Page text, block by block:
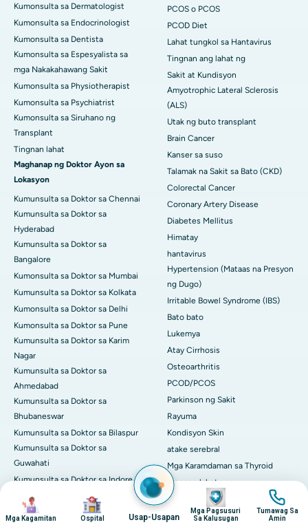
Imahen
Mga Kagamitan
Imahen
Ospital Usap-Usapan
Imahen
Mga Pagsusuri
Sa Kalusugan
Imahen
Tumawag Sa
Amin
Kumonsulta sa Dermatologist
Kumonsulta sa Endocrinologist
Kumonsulta sa Dentista
Kumonsulta sa Espesyalista sa
mga Nakakahawang Sakit
Kumonsulta sa Physiotherapist
Kumonsulta sa Psychiatrist
Kumonsulta sa Siruhano ng
Transplant
Tingnan lahat
Maghanap ng Doktor Ayon sa
Lokasyon
Kumunsulta sa Doktor sa Chennai
Kumunsulta sa Doktor sa
Hyderabad
Kumunsulta sa Doktor sa
Bangalore
Kumonsulta sa Doktor sa Mumbai
Kumunsulta sa Doktor sa Kolkata
Kumonsulta sa Doktor sa Delhi
Kumonsulta sa Doktor sa Pune
Kumunsulta sa Doktor sa Karim
Nagar
Kumunsulta sa Doktor sa
Ahmedabad
Kumunsulta sa Doktor sa
Bhubaneswar
Kumunsulta sa Doktor sa Bilaspur
Kumunsulta sa Doktor sa
Guwahati
Kumunsulta sa Doktor sa Indore
Kumunsulta sa Doktor sa
Kakinada
Kumunsulta sa Doktor sa
PCOS o PCOS
PCOD Diet
Lahat tungkol sa Hantavirus
Tingnan ang lahat ng
Sakit at Kundisyon
Amyotrophic Lateral Sclerosis
(ALS)
Utak ng buto transplant
Brain Cancer
Kanser sa suso
Talamak na Sakit sa Bato (CKD)
Colorectal Cancer
Coronary Artery Disease
Diabetes Mellitus
Himatay
hantavirus
Hypertension (Mataas na Presyon
ng Dugo)
Irritable Bowel Syndrome (IBS)
Bato bato
Lukemya
Atay Cirrhosis
Osteoarthritis
PCOD/PCOS
Parkinson ng Sakit
Rayuma
Kondisyon Skin
atake serebral
Mga Karamdaman sa Thyroid
Tingnan lahat
Mga Paggamot at Pamamaraan
Angioplasty at Stent